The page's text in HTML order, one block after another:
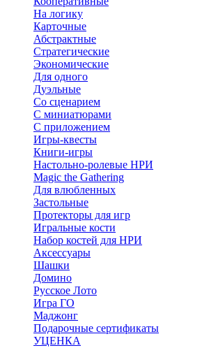
На логику
Карточные
Абстрактные
Стратегические
Экономические
Для одного
Дуэльные
Со сценарием
С миниатюрами
С приложением
Игры-квесты
Книги-игры
Настольно-ролевые НРИ
Magic the Gathering
Для влюбленных
Застольные
Протекторы для игр
Игральные кости
Набор костей для НРИ
Аксессуары
Шашки
Домино
Русское Лото
Игра ГО
Маджонг
Подарочные сертификаты
УЦЕНКА